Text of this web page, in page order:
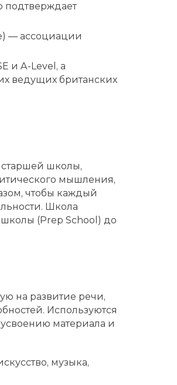
подтверждает
— ассоциации
и A-Level, а
ведущих британских
старшей школы,
мышления,
чтобы каждый
Школа
(Prep School) до
на развитие речи,
Используются
материала и
музыка,